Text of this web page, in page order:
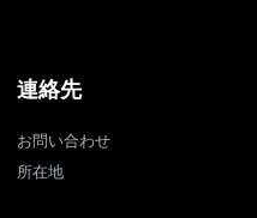
連絡先
お問い合わせ
所在地